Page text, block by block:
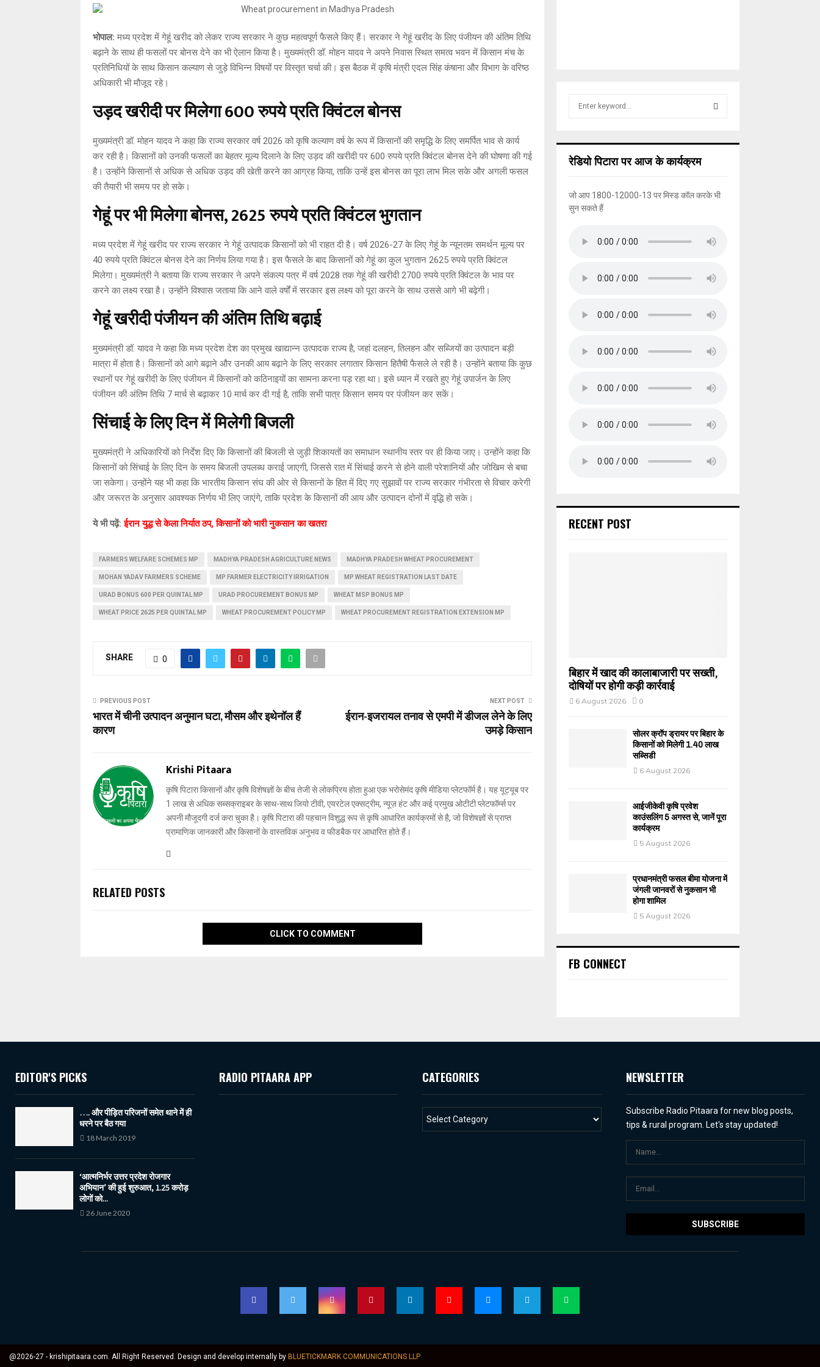
भोपाल: मध्य प्रदेश में गेहूं खरीद को लेकर राज्य सरकार ने कुछ महत्वपूर्ण फैसले किए हैं। सरकार ने गेहूं खरीद के लिए पंजीयन की अंतिम तिथि
बढ़ाने के साथ ही फसलों पर बोनस देने का भी ऐलान किया है। मुख्यमंत्री डॉ. मोहन यादव ने अपने निवास स्थित समत्व भवन में किसान मंच के
प्रतिनिधियों के साथ किसान कल्याण से जुड़े विभिन्न विषयों पर विस्तृत चर्चा की। इस बैठक में कृषि मंत्री एदल सिंह कंषाना और विभाग के वरिष्ठ
अधिकारी भी मौजूद रहे।
उड़द खरीदी पर मिलेगा 600 रुपये प्रति क्विंटल बोनस
मुख्यमंत्री डॉ. मोहन यादव ने कहा कि राज्य सरकार वर्ष 2026 को कृषि कल्याण वर्ष के रूप में किसानों की समृद्धि के लिए समर्पित भाव से कार्य
कर रही है। किसानों को उनकी फसलों का बेहतर मूल्य दिलाने के लिए उड़द की खरीदी पर 600 रुपये प्रति क्विंटल बोनस देने की घोषणा की गई
है। उन्होंने किसानों से अधिक से अधिक उड़द की खेती करने का आग्रह किया, ताकि उन्हें इस बोनस का पूरा लाभ मिल सके और अगली फसल
की तैयारी भी समय पर हो सके।
गेहूं पर भी मिलेगा बोनस, 2625 रुपये प्रति क्विंटल भुगतान
मध्य प्रदेश में गेहूं खरीद पर राज्य सरकार ने गेहूं उत्पादक किसानों को भी राहत दी है। वर्ष 2026-27 के लिए गेहूं के न्यूनतम समर्थन मूल्य पर
40 रुपये प्रति क्विंटल बोनस देने का निर्णय लिया गया है। इस फैसले के बाद किसानों को गेहूं का कुल भुगतान 2625 रुपये प्रति क्विंटल
मिलेगा। मुख्यमंत्री ने बताया कि राज्य सरकार ने अपने संकल्प पत्र में वर्ष 2028 तक गेहूं की खरीदी 2700 रुपये प्रति क्विंटल के भाव पर
करने का लक्ष्य रखा है। उन्होंने विश्वास जताया कि आने वाले वर्षों में सरकार इस लक्ष्य को पूरा करने के साथ उससे आगे भी बढ़ेगी।
गेहूं खरीदी पंजीयन की अंतिम तिथि बढ़ाई
मुख्यमंत्री डॉ. यादव ने कहा कि मध्य प्रदेश देश का प्रमुख खाद्यान्न उत्पादक राज्य है, जहां दलहन, तिलहन और सब्जियों का उत्पादन बड़ी
मात्रा में होता है। किसानों को आगे बढ़ाने और उनकी आय बढ़ाने के लिए सरकार लगातार किसान हितैषी फैसले ले रही है। उन्होंने बताया कि कुछ
स्थानों पर गेहूं खरीदी के लिए पंजीयन में किसानों को कठिनाइयों का सामना करना पड़ रहा था। इसे ध्यान में रखते हुए गेहूं उपार्जन के लिए
पंजीयन की अंतिम तिथि 7 मार्च से बढ़ाकर 10 मार्च कर दी गई है, ताकि सभी पात्र किसान समय पर पंजीयन कर सकें।
सिंचाई के लिए दिन में मिलेगी बिजली
मुख्यमंत्री ने अधिकारियों को निर्देश दिए कि किसानों की बिजली से जुड़ी शिकायतों का समाधान स्थानीय स्तर पर ही किया जाए। उन्होंने कहा कि
किसानों को सिंचाई के लिए दिन के समय बिजली उपलब्ध कराई जाएगी, जिससे रात में सिंचाई करने से होने वाली परेशानियों और जोखिम से बचा
जा सकेगा। उन्होंने यह भी कहा कि भारतीय किसान संघ की ओर से किसानों के हित में दिए गए सुझावों पर राज्य सरकार गंभीरता से विचार करेगी
और जरूरत के अनुसार आवश्यक निर्णय भी लिए जाएंगे, ताकि प्रदेश के किसानों की आय और उत्पादन दोनों में वृद्धि हो सके।
ये भी पढ़ें:ईरान युद्ध से केला निर्यात ठप, किसानों को भारी नुकसान का खतरा
FARMERS WELFARE SCHEMES MP MADHYA PRADESH AGRICULTURE NEWS MADHYA PRADESH WHEAT PROCUREMENT
MOHAN YADAV FARMERS SCHEME MP FARMER ELECTRICITY IRRIGATION MP WHEAT REGISTRATION LAST DATE
URAD BONUS 600 PER QUINTAL MP URAD PROCUREMENT BONUS MP WHEAT MSP BONUS MP
WHEAT PRICE 2625 PER QUINTAL MP WHEAT PROCUREMENT POLICY MP WHEAT PROCUREMENT REGISTRATION EXTENSION MP
SHARE 0
PREVIOUS POST
भारत में चीनी उत्पादन अनुमान घटा, मौसम और इथेनॉल हैं
कारण
NEXT POST
ईरान-इजरायल तनाव से एमपी में डीजल लेने के लिए
उमड़े किसान
Krishi Pitaara
कृषि पिटारा किसानों और कृषि विशेषज्ञों के बीच तेजी से लोकप्रिय होता हुआ एक भरोसेमंद कृषि मीडिया प्लेटफॉर्म है। यह यूट्यूब पर
1 लाख से अधिक सब्सक्राइबर के साथ-साथ जियो टीवी, एयरटेल एक्सट्रीम, न्यूज़ हंट और कई प्रमुख ओटीटी प्लेटफॉर्म्स पर
अपनी मौजूदगी दर्ज करा चुका है। कृषि पिटारा की पहचान विशुद्ध रूप से कृषि आधारित कार्यक्रमों से है, जो विशेषज्ञों से प्राप्त
प्रामाणिक जानकारी और किसानों के वास्तविक अनुभव व फीडबैक पर आधारित होते हैं।
RELATED POSTS
CLICK TO COMMENT
h
रेडियो पिटारा पर आज के कार्यक्रम
जो आप 1800-12000-13 पर मिस्ड कॉल करके भी
सुन सकते हैं
RECENT POST
बिहार में खाद की कालाबाजारी पर सख्ती,
दोषियों पर होगी कड़ी कार्रवाई
6 August 2026 0
सोलर क्रॉप ड्रायर पर बिहार के
किसानों को मिलेगी 1.40 लाख
सब्सिडी
6 August 2026
आईजीकेवी कृषि प्रवेश
काउंसलिंग 5 अगस्त से, जानें पूरा
कार्यक्रम
5 August 2026
प्रधानमंत्री फसल बीमा योजना में
जंगली जानवरों से नुकसान भी
होगा शामिल
5 August 2026
FB CONNECT
EDITOR'S PICKS
…. और पीड़ित परिजनों समेत थाने में ही
धरने पर बैठ गया
18 March 2019
‘आत्मनिर्भर उत्तर प्रदेश रोजगार
अभियान’ की हुई शुरुआत, 1.25 करोड़
लोगों को...
26 June 2020
RADIO PITAARA APP CATEGORIES NEWSLETTER
Subscribe Radio Pitaara for new blog posts,
tips & rural program. Let's stay updated!
@2026-27 - krishipitaara.com. All Right Reserved. Design and develop internally by BLUETICKMARK COMMUNICATIONS LLP